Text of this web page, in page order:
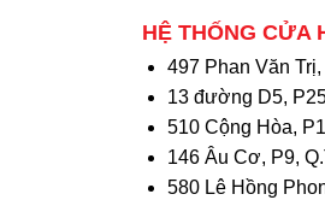
HỆ THỐNG CỬA
497 Phan Văn
13 đường D5,
510 Cộng Hòa,
146 Âu Cơ, P9,
580 Lê Hồng